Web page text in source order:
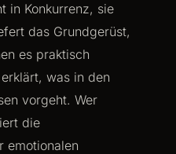
in Konkurrenz, sie
das Grundgerüst,
es praktisch
was in den
vorgeht. Wer
die
emotionalen